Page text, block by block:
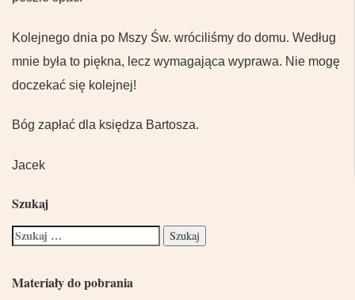
Kolejnego dnia po Mszy Św. wróciliśmy do domu. Według
mnie była to piękna, lecz wymagająca wyprawa. Nie mogę
doczekać się kolejnej!
Bóg zapłać dla księdza Bartosza.
Jacek
Szukaj
Materiały do pobrania